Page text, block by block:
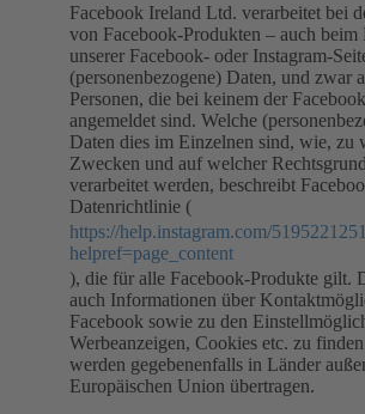
Facebook Ireland Ltd. verarbeitet bei
von Facebook-Produkten – auch beim
unserer Facebook- oder Instagram-
(personenbezogene) Daten, und zwar
Personen, die bei keinem der
angemeldet sind. Welche
Daten dies im Einzelnen sind, wie, zu
Zwecken und auf welcher
verarbeitet werden, beschreibt
Datenrichtlinie (
https://help.instagram.com/
helpref=page_content
), die für alle Facebook-Produkte gilt.
auch Informationen über
Facebook sowie zu den
Werbeanzeigen, Cookies etc. zu
werden gegebenenfalls in Länder
Europäischen Union übertragen.